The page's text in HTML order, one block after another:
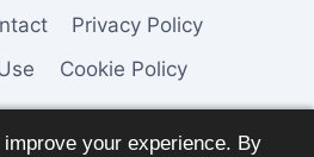
your experience. By
Privacy Policy
Cookie Policy